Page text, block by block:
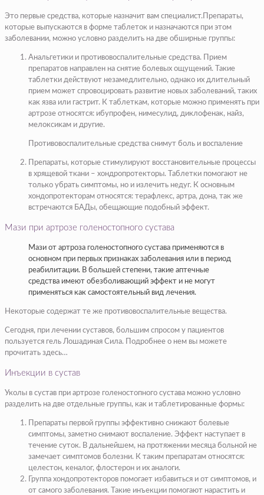
Это первые средства, которые назначит вам специалист.Препараты,
которые выпускаются в форме таблеток и назначаются при этом
заболевании, можно условно разделить на две обширные группы:
Анальгетики и противовоспалительные средства. Прием
препаратов направлен на снятие болевых ощущений. Такие
таблетки действуют незамедлительно, однако их длительный
прием может спровоцировать развитие новых заболеваний, таких
как язва или гастрит. К таблеткам, которые можно применять при
артрозе относятся: ибупрофен, нимесулид, диклофенак, найз,
мелоксикам и другие.
Противовоспалительные средства снимут боль и воспаление
Препараты, которые стимулируют восстановительные процессы
в хрящевой ткани – хондропротекторы. Таблетки помогают не
только убрать симптомы, но и излечить недуг. К основным
хондопротекторам относятся: терафлекс, артра, дона, так же
встречаются БАДы, обещающие подобный эффект.
Мази при артрозе голеностопного сустава
Мази от артроза голеностопного сустава применяются в
основном при первых признаках заболевания или в период
реабилитации. В большей степени, такие аптечные
средства имеют обезболивающий эффект и не могут
применяться как самостоятельный вид лечения.
Некоторые содержат те же противовоспалительные вещества.
Сегодня, при лечении суставов, большим спросом у пациентов
пользуется гель Лошадиная Сила. Подробнее о нем вы можете
прочитать здесь…
Инъекции в сустав
Уколы в сустав при артрозе голеностопного сустава можно условно
разделить на две отдельные группы, как и таблетированные формы:
Препараты первой группы эффективно снижают болевые
симптомы, заметно снимают воспаление. Эффект наступает в
течение суток. В дальнейшем, на протяжении месяца больной не
замечает симптомов болезни. К таким препаратам относятся:
целестон, кеналог, флостерон и их аналоги.
Группа хондопротекторов помогает избавиться и от симптомов, и
от самого заболевания. Такие инъекции помогают нарастить и